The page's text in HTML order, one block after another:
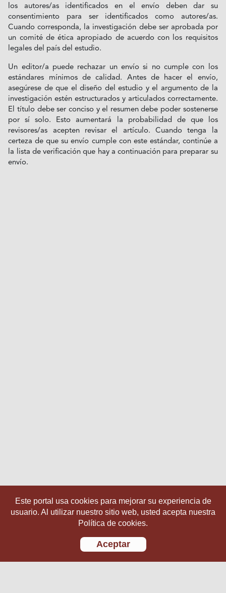
los autores/as identificados en el envío deben dar su
consentimiento para ser identificados como autores/as.
Cuando corresponda, la investigación debe ser aprobada por
un comité de ética apropiado de acuerdo con los requisitos
legales del país del estudio.
Un editor/a puede rechazar un envío si no cumple con los
estándares mínimos de calidad. Antes de hacer el envío,
asegúrese de que el diseño del estudio y el argumento de la
investigación estén estructurados y articulados correctamente.
El título debe ser conciso y el resumen debe poder sostenerse
por sí solo. Esto aumentará la probabilidad de que los
revisores/as acepten revisar el artículo. Cuando tenga la
certeza de que su envío cumple con este estándar, continúe a
la lista de verificación que hay a continuación para preparar su
envío.
Este portal usa cookies para mejorar su experiencia de
usuario. Al utilizar nuestro sitio web, usted acepta nuestra
Política de cookies.
Aceptar